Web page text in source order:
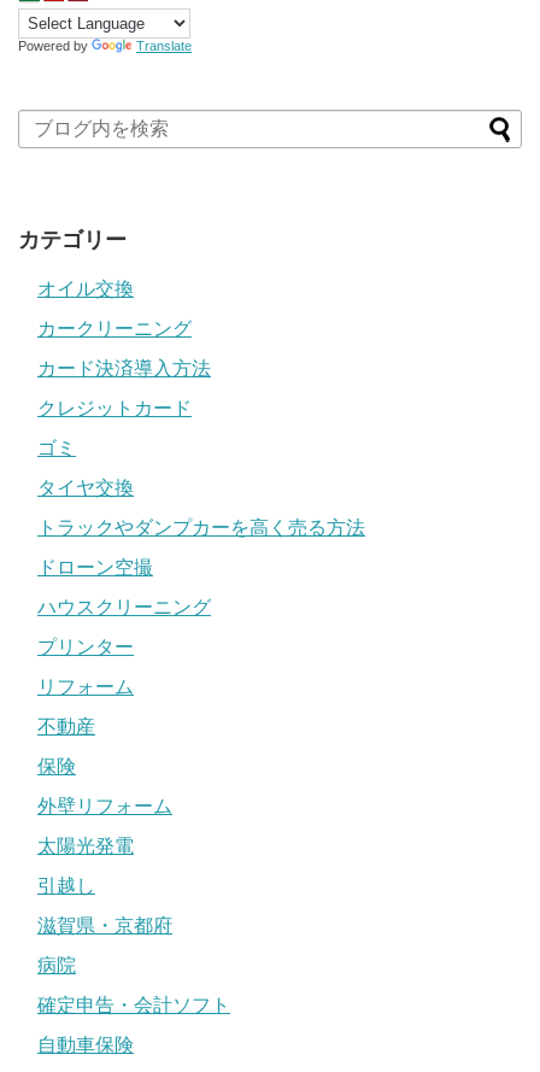
Powered by Translate
カテゴリー
オイル交換
カークリーニング
カード決済導入方法
クレジットカード
ゴミ
タイヤ交換
トラックやダンプカーを高く売る方法
ドローン空撮
ハウスクリーニング
プリンター
リフォーム
不動産
保険
外壁リフォーム
太陽光発電
引越し
滋賀県・京都府
病院
確定申告・会計ソフト
自動車保険